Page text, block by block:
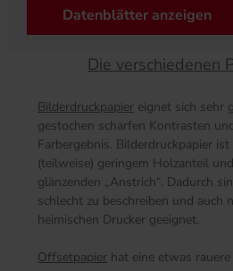
Datenblätter anzeigen
Die verschiedenen
Bilderdruckpapier eignet sich sehr
gestochen scharfen Kontrasten
Farbergebnis. Bilderdruckpapier
(teilweise) geringem Holzanteil
glänzenden „Anstrich“. Dadurch
schlecht zu beschreiben und auch
heimischen Drucker geeignet.
Offsetpapier hat eine etwas